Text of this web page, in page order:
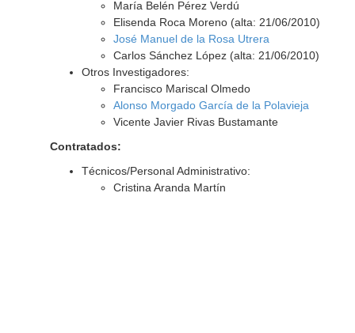
María Belén Pérez Verdú
Elisenda Roca Moreno (alta: 21/06/2010)
José Manuel de la Rosa Utrera
Carlos Sánchez López (alta: 21/06/2010)
Otros Investigadores:
Francisco Mariscal Olmedo
Alonso Morgado García de la Polavieja
Vicente Javier Rivas Bustamante
Contratados:
Técnicos/Personal Administrativo:
Cristina Aranda Martín